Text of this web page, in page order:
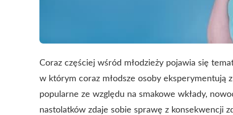
Coraz częściej wśród młodzieży pojawia się
w którym coraz młodsze osoby eksperymentują
popularne ze względu na smakowe wkłady,
nastolatków zdaje sobie sprawę z konsekwencji